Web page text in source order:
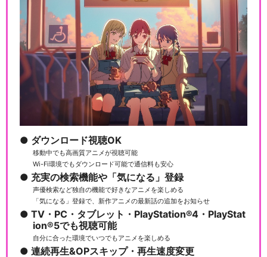
ダウンロード視聴OK
移動中でも高画質アニメが視聴可能
Wi-Fi環境でもダウンロード可能で通信料も安心
充実の検索機能や「気になる」登録
声優検索など独自の機能で好きなアニメを楽しめる
「気になる」登録で、新作アニメの最新話の追加をお知らせ
TV・PC・タブレット・PlayStation®4・PlayStat
ion®5でも視聴可能
自分に合った環境でいつでもアニメを楽しめる
連続再生&OPスキップ・再生速度変更